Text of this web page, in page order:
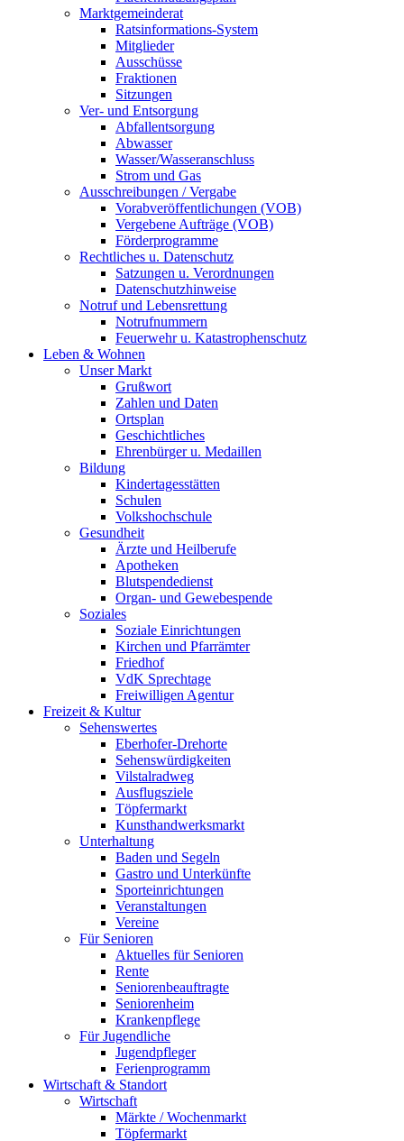
Marktgemeinderat
Ratsinformations-System
Mitglieder
Ausschüsse
Fraktionen
Sitzungen
Ver- und Entsorgung
Abfallentsorgung
Abwasser
Wasser/Wasseranschluss
Strom und Gas
Ausschreibungen / Vergabe
Vorabveröffentlichungen (VOB)
Vergebene Aufträge (VOB)
Förderprogramme
Rechtliches u. Datenschutz
Satzungen u. Verordnungen
Datenschutzhinweise
Notruf und Lebensrettung
Notrufnummern
Feuerwehr u. Katastrophenschutz
Leben & Wohnen
Unser Markt
Grußwort
Zahlen und Daten
Ortsplan
Geschichtliches
Ehrenbürger u. Medaillen
Bildung
Kindertagesstätten
Schulen
Volkshochschule
Gesundheit
Ärzte und Heilberufe
Apotheken
Blutspendedienst
Organ- und Gewebespende
Soziales
Soziale Einrichtungen
Kirchen und Pfarrämter
Friedhof
VdK Sprechtage
Freiwilligen Agentur
Freizeit & Kultur
Sehenswertes
Eberhofer-Drehorte
Sehenswürdigkeiten
Vilstalradweg
Ausflugsziele
Töpfermarkt
Kunsthandwerksmarkt
Unterhaltung
Baden und Segeln
Gastro und Unterkünfte
Sporteinrichtungen
Veranstaltungen
Vereine
Für Senioren
Aktuelles für Senioren
Rente
Seniorenbeauftragte
Seniorenheim
Krankenpflege
Für Jugendliche
Jugendpfleger
Ferienprogramm
Wirtschaft & Standort
Wirtschaft
Märkte / Wochenmarkt
Töpfermarkt